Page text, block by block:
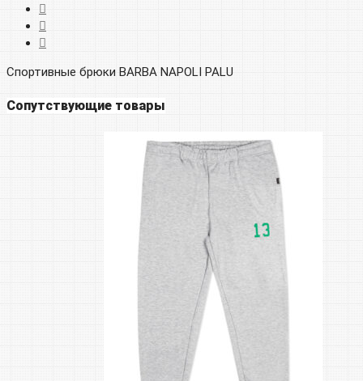
Спортивные брюки BARBA NAPOLI PALU
Сопутствующие товары